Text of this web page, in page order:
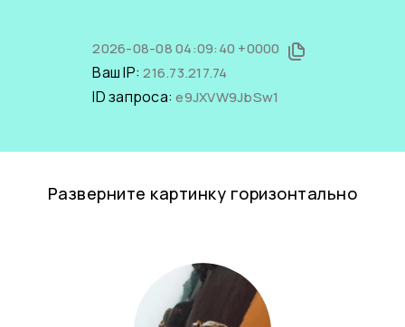
2026-08-08 04:09:40 +0000
Ваш IP:216.73.217.74
ID запроса:e9JXVW9JbSw1
Разверните картинку горизонтально